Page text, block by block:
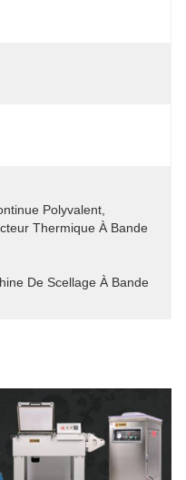
Polyvalent
Thermique À Bande
De Scellage À Bande